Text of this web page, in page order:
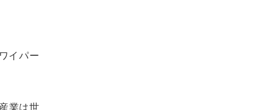
イパー
業は世